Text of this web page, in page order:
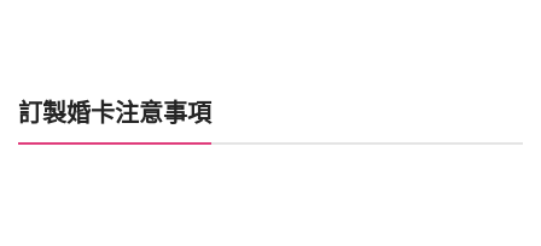
訂製婚卡注意事項